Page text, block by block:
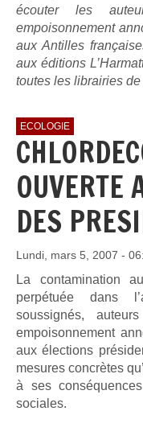
écouter les
empoisonnement
aux Antilles
aux éditions
toutes les librairies
ECOLOGIE
OUVERTE
DES
Lundi, mars 5, 2007 -
La contamination
perpétuée dans
soussignés,
empoisonnement
aux élections
mesures concrètes
à ses
sociales.